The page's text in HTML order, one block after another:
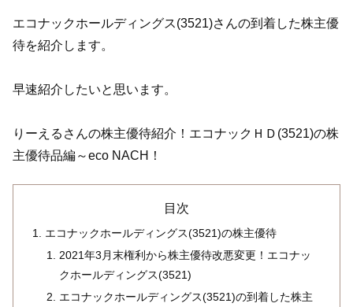
エコナックホールディングス(3521)さんの到着した株主優
待を紹介します。
早速紹介したいと思います。
りーえるさんの株主優待紹介！エコナックＨＤ(3521)の株
主優待品編～eco NACH！
目次
エコナックホールディングス(3521)の株主優待
2021年3月末権利から株主優待改悪変更！エコナッ
クホールディングス(3521)
エコナックホールディングス(3521)の到着した株主